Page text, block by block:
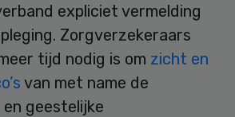
expliciet vermelding
Zorgverzekeraars
tijd nodig is om zicht en
van met name de
geestelijke